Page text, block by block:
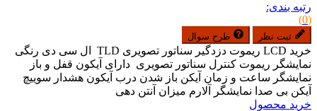
رتبه بندی:
(0)
ثبت نظر طرح سوال
خرید LCD ریموت دزدگیر سناتور تصویری TLD ال سی دی رنگی
نمایشگر ریموت کنترل سناتور تصویری دارای آیکون قفل و باز
نمایشگر ساعت و زمان آیکن باز شدن درب آیکون هشدار سوییچ
آیکن بی صدا نمایشگر آلارم میزان آنتن دهی
خرید محصول